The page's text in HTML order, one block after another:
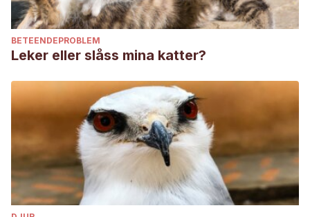
Vijayan, S., Warrant, E., & Somanathan, H. (2022). Defensive
shimmering responses in Apis dorsata are triggered by
dark stimuli moving against a bright background.
BETEENDEPROBLEM
Leker eller slåss mina katter?